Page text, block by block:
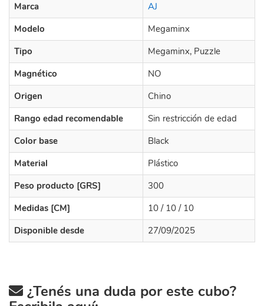
Marca
AJ
Modelo
Megaminx
Tipo
Megaminx, Puzzle
Magnético
NO
Origen
Chino
Rango edad recomendable
Sin restricción de edad
Color base
Black
Material
Plástico
Peso producto [GRS]
300
Medidas [CM]
10 / 10 / 10
Disponible desde
27/09/2025
¿Tenés una duda por este cubo?